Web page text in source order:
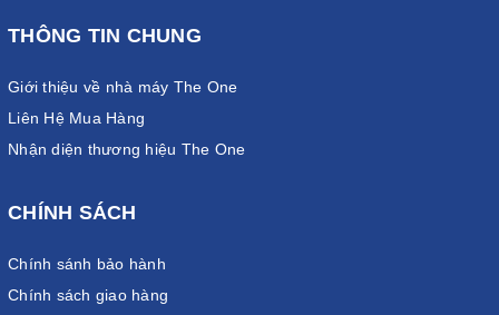
THÔNG TIN CHUNG
Giới thiệu về nhà máy The One
Liên Hệ Mua Hàng
Nhận diện thương hiệu The One
CHÍNH SÁCH
Chính sánh bảo hành
Chính sách giao hàng